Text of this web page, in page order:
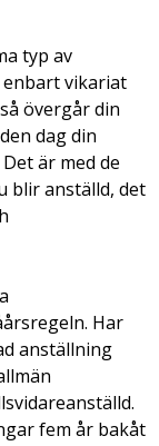
typ av
enbart vikariat
övergår din
dag din
är med de
blir anställd, det
Har
anställning
fem år bakåt